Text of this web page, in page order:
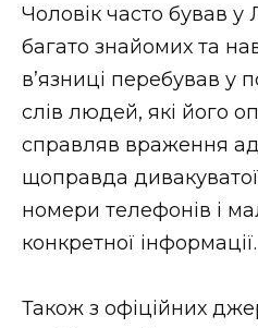
НОВИНИ ЗАХІДНОЇ
ФОТО
ВІДЕО
Чоловік часто бував у
багато знайомих та
в’язниці перебував у
слів людей, які його
справляв враження
щоправда
номери телефонів і
конкретної інформації.
Також з офіційних